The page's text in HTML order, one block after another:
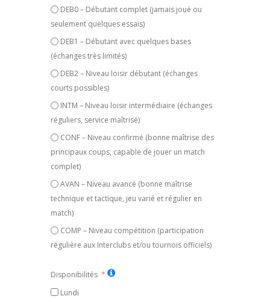
DEB0 – Débutant complet (jamais joué ou
seulement quelques essais)
DEB1 – Débutant avec quelques bases
(échanges très limités)
DEB2 – Niveau loisir débutant (échanges
courts possibles)
INTM – Niveau loisir intermédiaire (échanges
réguliers, service maîtrisé)
CONF – Niveau confirmé (bonne maîtrise des
principaux coups, capable de jouer un match
complet)
AVAN – Niveau avancé (bonne maîtrise
technique et tactique, jeu varié et régulier en
match)
COMP – Niveau compétition (participation
régulière aux Interclubs et/ou tournois officiels)
Disponibilités
Lundi